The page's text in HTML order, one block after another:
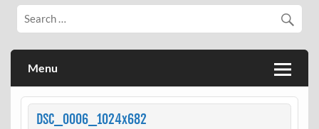
Eveniment Valcean
Menu
DSC_0006_1024x682